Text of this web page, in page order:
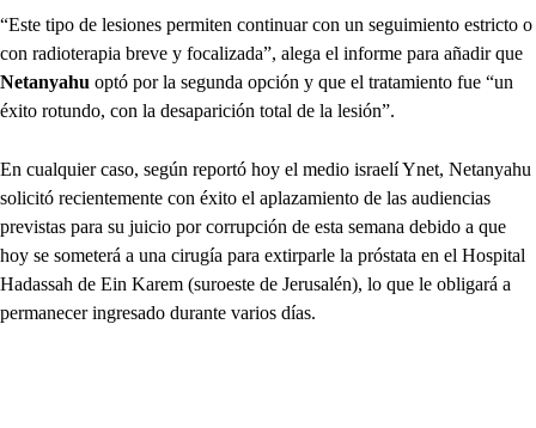
“Este tipo de lesiones permiten continuar con un seguimiento estricto o
con radioterapia breve y focalizada”, alega el informe para añadir que
Netanyahu optó por la segunda opción y que el tratamiento fue “un
éxito rotundo, con la desaparición total de la lesión”.
En cualquier caso, según reportó hoy el medio israelí Ynet, Netanyahu
solicitó recientemente con éxito el aplazamiento de las audiencias
previstas para su juicio por corrupción de esta semana debido a que
hoy se someterá a una cirugía para extirparle la próstata en el Hospital
Hadassah de Ein Karem (suroeste de Jerusalén), lo que le obligará a
permanecer ingresado durante varios días.